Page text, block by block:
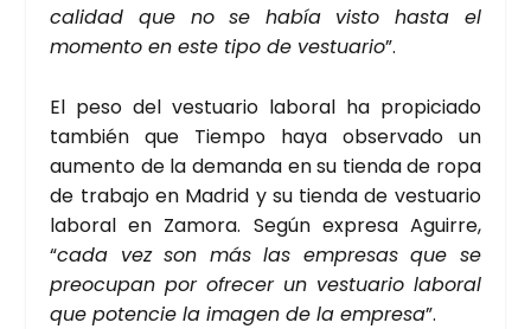
cali­dad que no se había vis­to has­ta el
momen­to en este tipo de ves­tua­rio”.
El peso del ves­tua­rio labo­ral ha pro­pi­cia­do
tam­bién que Tiem­po haya obser­va­do un
aumen­to de la deman­da en su tien­da de ropa
de tra­ba­jo en Madrid y su tien­da de ves­tua­rio
labo­ral en Zamo­ra. Según expre­sa Agui­rre,
“cada vez son más las empre­sas que se
preo­cu­pan por ofre­cer un ves­tua­rio labo­ral
que poten­cie la ima­gen de la empre­sa”.